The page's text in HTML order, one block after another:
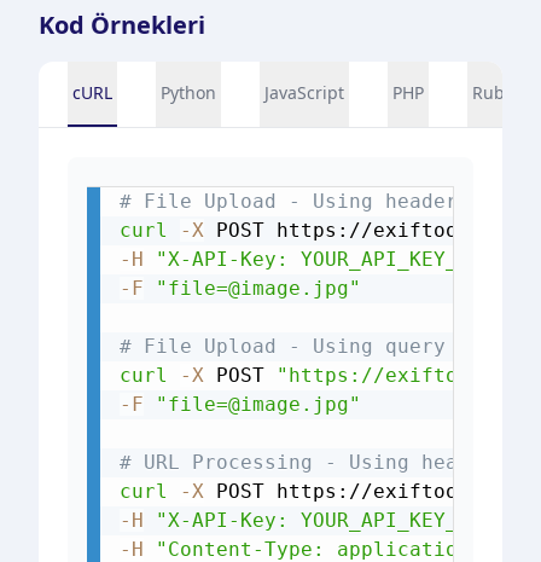
Kod Örnekleri
cURL Python JavaScript PHP Ruby
# File Upload - Using header
curl
-X POST https://
-H
"X-API-Key: YOUR_API_KEY_HERE"
-F
"file=@image.jpg"
# File Upload - Using query
curl
-X POST
"https://exiftools.com/
-F
"file=@image.jpg"
# URL Processing - Using header
curl
-X POST https://
-H
"X-API-Key: YOUR_API_KEY_HERE"
-H
"Content-Type: application/json"